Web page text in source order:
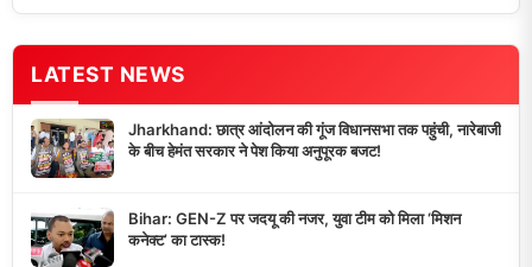
LATEST NEWS
Jharkhand: छात्र आंदोलन की गूंज विधानसभा तक पहुंची, नारेबाजी
के बीच हेमंत सरकार ने पेश किया अनुपूरक बजट!
Bihar: GEN-Z पर जदयू की नजर, युवा टीम को मिला ‘मिशन
कनेक्ट’ का टास्क!